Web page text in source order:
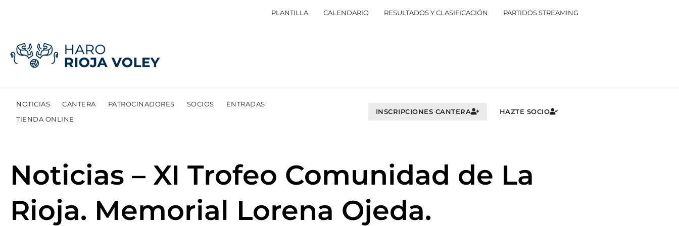
PLANTILLA CALENDARIO RESULTADOS Y CLASIFICACIÓN PARTIDOS STREAMING
NOTICIAS CANTERA PATROCINADORES SOCIOS
ENTRADAS
TIENDA ONLINE
INSCRIPCIONES CANTERA HAZTE SOCIO
Noticias – XI Trofeo Comunidad de La
Rioja. Memorial Lorena Ojeda.